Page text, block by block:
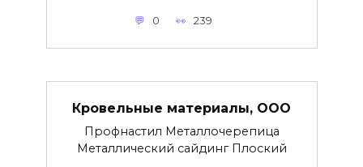
0 239
Кровельные материалы, ООО
Профнастил Металлочерепица
Металлический сайдинг Плоский